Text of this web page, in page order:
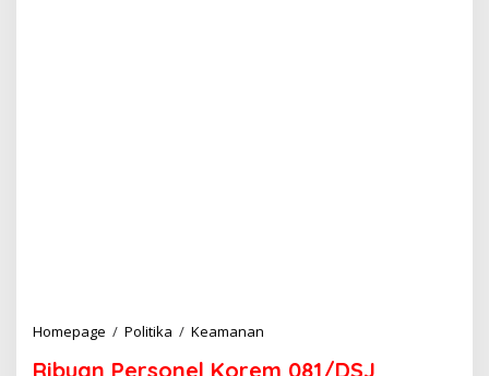
Homepage / Politika / Keamanan
b
Ribuan Personel Korem 081/DSJ